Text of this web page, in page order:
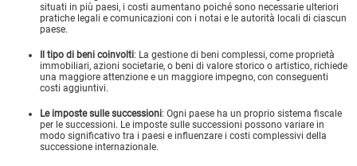
situati in più paesi, i costi aumentano poiché sono necessarie ulteriori
pratiche legali e comunicazioni con i notai e le autorità locali di ciascun
paese.
Il tipo di beni coinvolti: La gestione di beni complessi, come proprietà
immobiliari, azioni societarie, o beni di valore storico o artistico, richiede
una maggiore attenzione e un maggiore impegno, con conseguenti
costi aggiuntivi.
Le imposte sulle successioni: Ogni paese ha un proprio sistema fiscale
per le successioni. Le imposte sulle successioni possono variare in
modo significativo tra i paesi e influenzare i costi complessivi della
successione internazionale.